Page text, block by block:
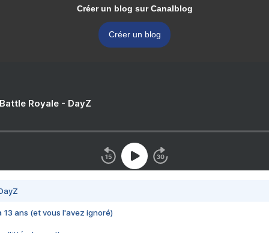
Créer un blog sur Canalblog
Créer un blog
Royale - DayZ
13 ans (et vous l'avez ignoré)